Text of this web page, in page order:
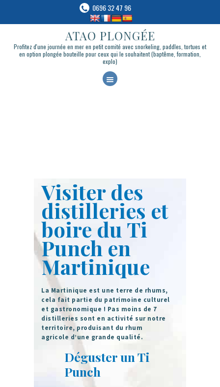
0696 32 47 96
ATAO PLONGÉE
Profitez d'une journée en mer en petit comité avec snorkeling, paddles, tortues et
en option plongée bouteille pour ceux qui le souhaitent (baptême, formation,
explo)
ATAO PLONGÉE
Profitez d'une journée en mer en petit comité avec snorkeling, paddles, tortues et en
option plongée bouteille pour ceux qui le souhaitent (baptême, formation, explo)
Visiter des
distilleries et
boire du Ti
Punch en
Martinique
La Martinique est une terre de rhums,
cela fait partie du patrimoine culturel
et gastronomique ! Pas moins de 7
distilleries sont en activité sur notre
territoire, produisant du rhum
agricole d’une grande qualité.
Déguster un Ti
Punch